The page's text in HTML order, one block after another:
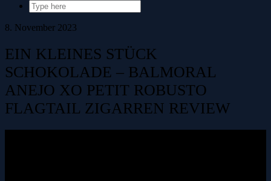
8. November 2023
EIN KLEINES STÜCK
SCHOKOLADE – BALMORAL
ANEJO XO PETIT ROBUSTO
FLAGTAIL ZIGARREN REVIEW